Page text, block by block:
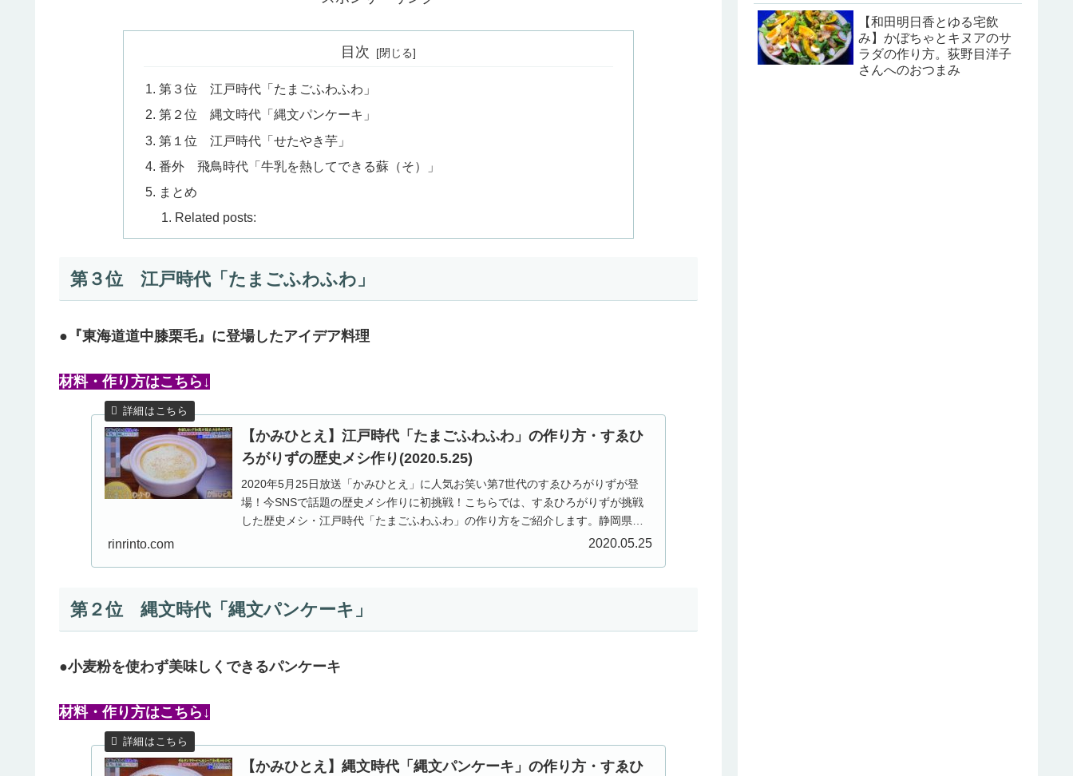
目次
第３位 江戸時代「たまごふわふわ」
第２位 縄文時代「縄文パンケーキ」
第１位 江戸時代「せたやき芋」
番外 飛鳥時代「牛乳を熱してできる蘇（そ）」
まとめ
Related posts:
第３位 江戸時代「たまごふわふわ」
●『東海道道中膝栗毛』に登場したアイデア料理
材料・作り方はこちら↓
【かみひとえ】江戸時代「たまごふわふわ」の作り方・すゑひ
ろがりずの歴史メシ作り(2020.5.25)
2020年5月25日放送「かみひとえ」に人気お笑い第7世代のすゑひろがりずが登
場！今SNSで話題の歴史メシ作りに初挑戦！こちらでは、すゑひろがりずが挑戦
した歴史メシ・江戸時代「たまごふわふわ」の作り方をご紹介します。静岡県袋
rinrinto.com 2020.05.25
第２位 縄文時代「縄文パンケーキ」
●小麦粉を使わず美味しくできるパンケーキ
材料・作り方はこちら↓
【かみひとえ】縄文時代「縄文パンケーキ」の作り方・すゑひ
【和田明日香とゆる宅飲
み】かぼちゃとキヌアのサ
ラダの作り方。荻野目洋子
さんへのおつまみ